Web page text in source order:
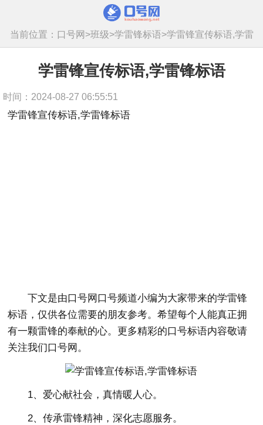
当前位置： 口号网 >班级>学雷锋标语>学雷锋宣传标语,学雷
学雷锋宣传标语,学雷锋标语
时间：2024-08-27 06:55:51
学雷锋宣传标语,学雷锋标语
下文是由口号网口号频道小编为大家带来的学雷锋
标语，仅供各位需要的朋友参考。希望每个人能真正拥
有一颗雷锋的奉献的心。更多精彩的口号标语内容敬请
关注我们口号网。
1、爱心献社会，真情暖人心。
2、传承雷锋精神，深化志愿服务。